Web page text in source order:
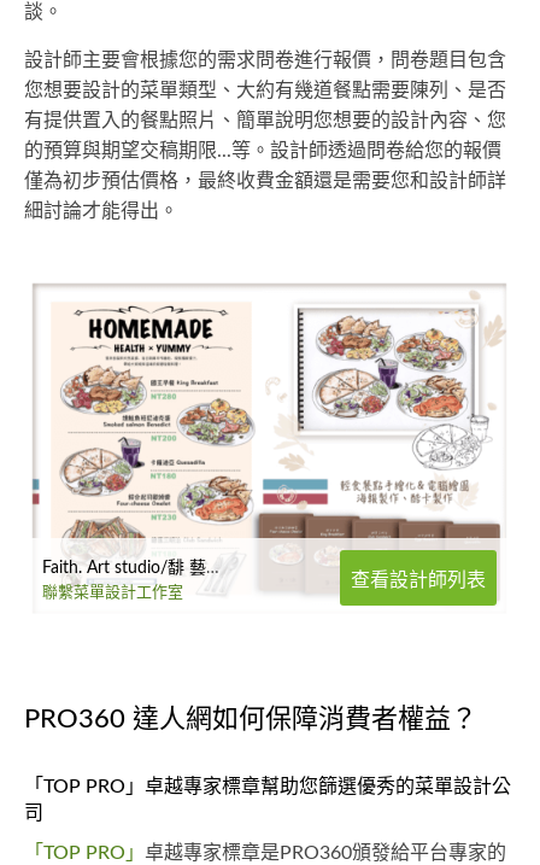
談。
設計師主要會根據您的需求問卷進行報價，問卷題目包含
您想要設計的菜單類型、大約有幾道餐點需要陳列、是否
有提供置入的餐點照片、簡單說明您想要的設計內容、您
的預算與期望交稿期限...等。設計師透過問卷給您的報價
僅為初步預估價格，最終收費金額還是需要您和設計師詳
細討論才能得出。
Faith. Art studio/馡 藝術工作室
聯繫菜單設計工作室
查看設計師列表
PRO360 達人網如何保障消費者權益？
「TOP PRO」卓越專家標章幫助您篩選優秀的菜單設計公
司
「TOP PRO」 卓越專家標章是PRO360頒發給平台專家的